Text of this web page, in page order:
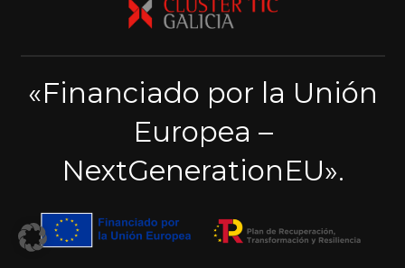
«Financiado por la Unión
Europea –
NextGenerationEU».